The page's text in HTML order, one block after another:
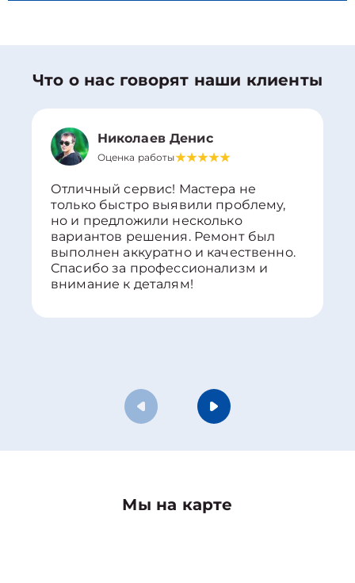
Что о нас говорят наши клиенты
Николаев Денис
Оценка работы
Отличный сервис! Мастера не
только быстро выявили проблему,
но и предложили несколько
вариантов решения. Ремонт был
выполнен аккуратно и качественно.
Спасибо за профессионализм и
внимание к деталям!
Мы на карте